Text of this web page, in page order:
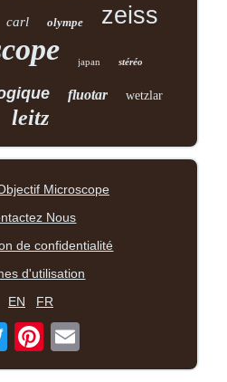
carl olympe zeiss
japan stéréo
fluotar wetzlar
leitz
Microscope
Nous
de confidentialité
d'utilisation
EN
FR